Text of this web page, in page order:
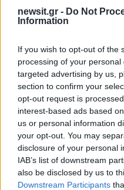
newsit.gr - Do Not
Information
If you wish to opt-out of the
processing of your
targeted advertising by us,
section to confirm your
opt-out request is
interest-based ads based
us or personal information
your opt-out. You may
disclosure of your personal
IAB’s list of downstream
also be disclosed by us to
Downstream Participants
Σχόλια
Σέρρες: Βίντεο
και γιο – Ο οδηγός του
φορτηγού κατέγραψε
σύγκρουση